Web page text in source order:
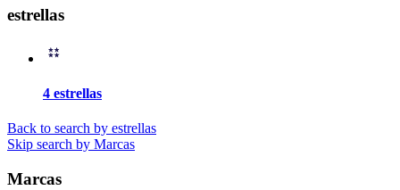
estrellas
4 estrellas
Back to search by estrellas
Skip search by Marcas
Marcas